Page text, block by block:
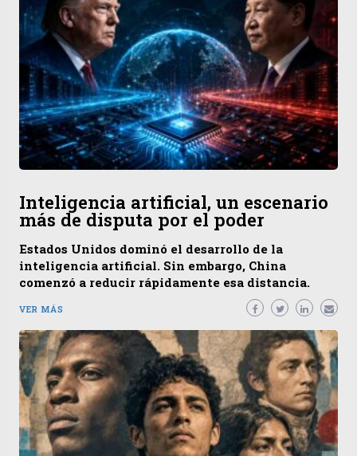
Inteligencia artificial, un escenario
más de disputa por el poder
Estados Unidos dominó el desarrollo de la
inteligencia artificial. Sin embargo, China
comenzó a reducir rápidamente esa distancia.
VER MÁS